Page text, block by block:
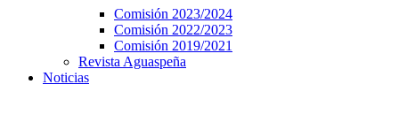
Comisión 2023/2024
Comisión 2022/2023
Comisión 2019/2021
Revista Aguaspeña
Noticias